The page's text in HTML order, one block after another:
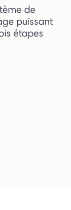
de
puissant
étapes